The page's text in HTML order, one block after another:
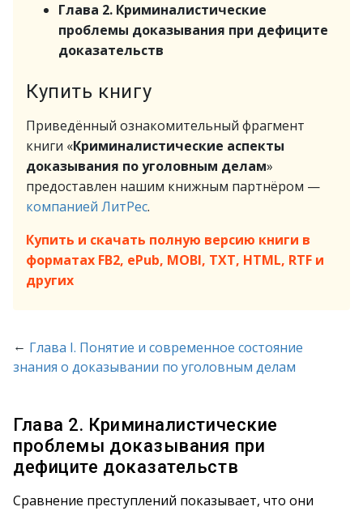
Глава 2. Криминалистические
проблемы доказывания при дефиците
доказательств
Купить книгу
Приведённый ознакомительный фрагмент
книги «Криминалистические аспекты
доказывания по уголовным делам»
предоставлен нашим книжным партнёром —
компанией ЛитРес.
Купить и скачать полную версию книги в
форматах FB2, ePub, MOBI, TXT, HTML, RTF и
других
← Глава I. Понятие и современное состояние
знания о доказывании по уголовным делам
Глава 2. Криминалистические
проблемы доказывания при
дефиците доказательств
Сравнение преступлений показывает, что они